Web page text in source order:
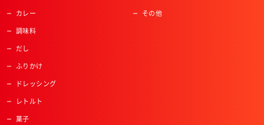
カレー
調味料
だし
ふりかけ
ドレッシング
レトルト
菓子
その他